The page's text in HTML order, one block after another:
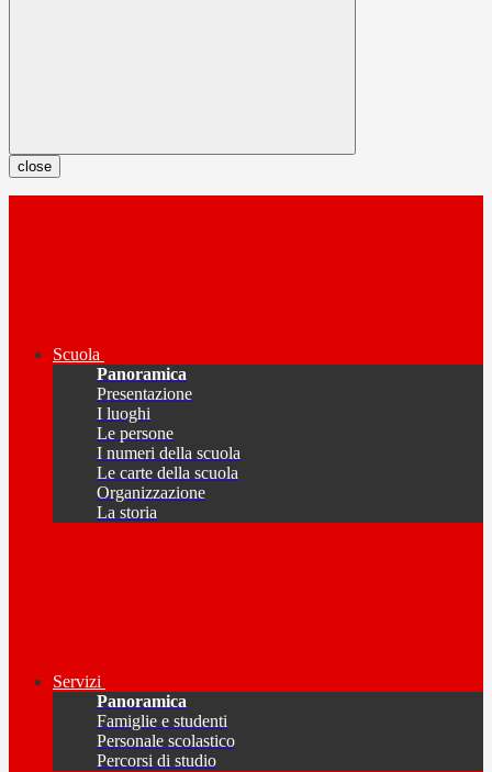
close
Scuola
Panoramica
Presentazione
I luoghi
Le persone
I numeri della scuola
Le carte della scuola
Organizzazione
La storia
Servizi
Panoramica
Famiglie e studenti
Personale scolastico
Percorsi di studio